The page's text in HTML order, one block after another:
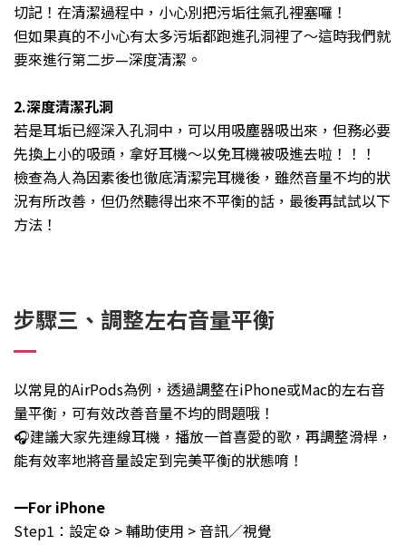
切記！在清潔過程中，小心別把污垢往氣孔裡塞囉！
但如果真的不小心有太多污垢都跑進孔洞裡了～這時我們就
要來進行第二步—深度清潔。
2.深度清潔孔洞
若是耳垢已經深入孔洞中，可以用吸塵器吸出來，但務必要
先換上小的吸頭，拿好耳機～以免耳機被吸進去啦！！！
檢查為人為因素後也徹底清潔完耳機後，雖然音量不均的狀
況有所改善，但仍然聽得出來不平衡的話，最後再試試以下
方法！
步驟三、調整左右音量平衡
以常見的AirPods為例，透過調整在iPhone或Mac的左右音
量平衡，可有效改善音量不均的問題哦！
🎧建議大家先連線耳機，播放一首喜愛的歌，再調整滑桿，
能有效率地將音量設定到完美平衡的狀態唷！
一For iPhone
Step1：設定⚙️ > 輔助使用 > 音訊／視覺